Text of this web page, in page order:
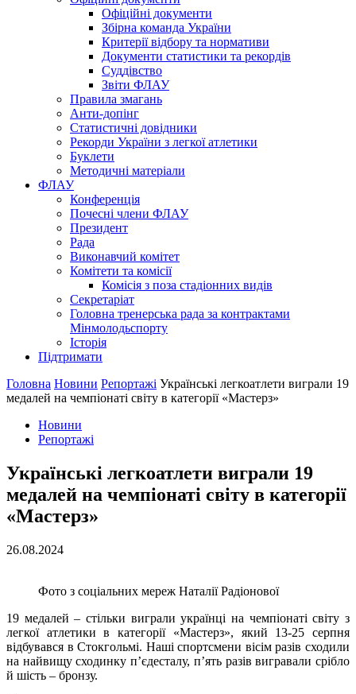
Офіційні документи
Збірна команда України
Критерії відбору та нормативи
Документи статистики та рекордів
Суддівство
Звіти ФЛАУ
Правила змагань
Анти-допінг
Статистичні довідники
Рекорди України з легкої атлетики
Буклети
Методичні матеріали
ФЛАУ
Конференція
Почесні члени ФЛАУ
Президент
Рада
Виконавчий комітет
Комітети та комісії
Комісія з поза стадіонних видів
Секретаріат
Головна тренерська рада за контрактами
Мінмолодьспорту
Історія
Підтримати
Головна Новини Репортажі Українські легкоатлети виграли 19
медалей на чемпіонаті світу в категорії «Мастерз»
Новини
Репортажі
Українські легкоатлети виграли 19
медалей на чемпіонаті світу в категорії
«Мастерз»
26.08.2024
Фото з соціальних мереж Наталії Радіонової
19 медалей – стільки виграли українці на чемпіонаті світу з
легкої атлетики в категорії «Мастерз», який 13-25 серпня
відбувався в Стокгольмі. Наші спортсмени вісім разів сходили
на найвищу сходинку п’єдесталу, п’ять разів вигравали срібло
й шість – бронзу.